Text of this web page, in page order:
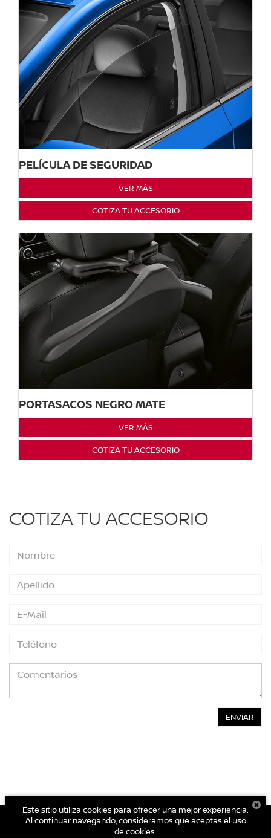
PELÍCULA DE SEGURIDAD
VER MÁS
COTIZA TU ACCESORIO
PORTASACOS NEGRO MATE
VER MÁS
COTIZA TU ACCESORIO
COTIZA TU ACCESORIO
Este sitio utiliza cookies para ofrecer una mejor experiencia.
Al continuar navegando, consideramos que aceptas el uso
de cookies.